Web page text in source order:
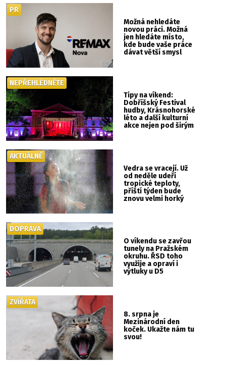
Možná nehledáte
novou práci. Možná
jen hledáte místo,
kde bude vaše práce
dávat větší smysl
PR
Tipy na víkend:
Dobříšský Festival
hudby, Krásnohorské
léto a další kulturní
akce nejen pod širým
NEPŘEHLÉDNĚTE
Vedra se vracejí. Už
od neděle udeří
tropické teploty,
příští týden bude
znovu velmi horký
AKTUÁLNĚ
O víkendu se zavřou
tunely na Pražském
okruhu. ŘSD toho
využije a opraví i
výtluky u D5
DOPRAVA
8. srpna je
Mezinárodní den
koček. Ukažte nám tu
svou!
ZVÍŘATA